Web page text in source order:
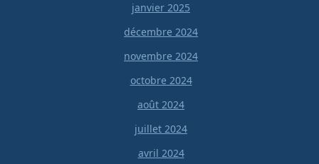
janvier 2025
décembre 2024
novembre 2024
octobre 2024
août 2024
juillet 2024
avril 2024